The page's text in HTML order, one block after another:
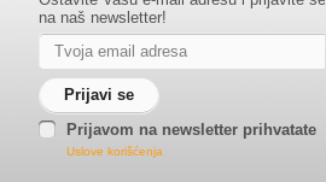
na naš newsletter!
Prijavom na newsletter prihvatate
Uslove korišćenja